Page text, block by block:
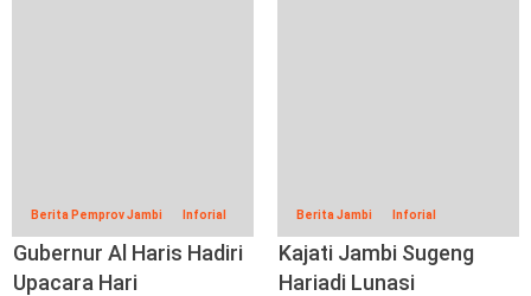
Berita Pemprov Jambi Inforial
Gubernur Al Haris Hadiri
Upacara Hari
Berita Jambi Inforial
Kajati Jambi Sugeng
Hariadi Lunasi